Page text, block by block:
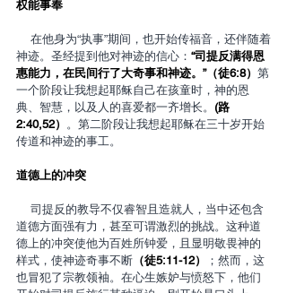
权能事奉
神迹。圣经提到他对神迹的信心： “司提反满得恩
惠能力，在民间行了大奇事和神迹。”（徒6:8） 第
一个阶段让我想起耶稣自己在孩童时，神的恩
典、智慧，以及人的喜爱都一齐增长。 (路
2:40,52）
。第二阶段让我想起耶稣在三十岁开始
传道和神迹的事工。
道德上的冲突
道德方面强有力，甚至可谓激烈的挑战。这种道
德上的冲突使他为百姓所钟爱，且显明敬畏神的
样式，使神迹奇事不断 （徒5:11-12）
；然而，这
也冒犯了宗教领袖。在心生嫉妒与愤怒下，他们